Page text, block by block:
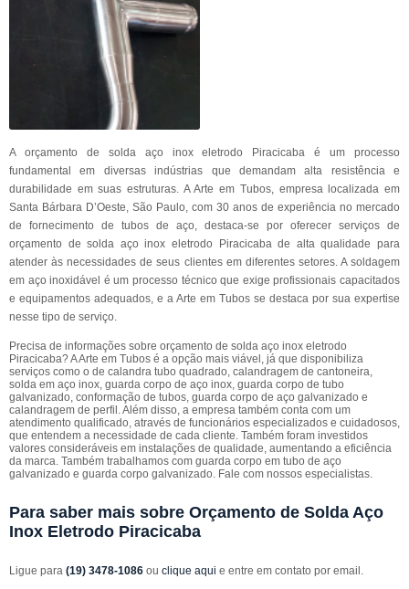
A orçamento de solda aço inox eletrodo Piracicaba é um processo
fundamental em diversas indústrias que demandam alta resistência e
durabilidade em suas estruturas. A Arte em Tubos, empresa localizada em
Santa Bárbara D’Oeste, São Paulo, com 30 anos de experiência no mercado
de fornecimento de tubos de aço, destaca-se por oferecer serviços de
orçamento de solda aço inox eletrodo Piracicaba de alta qualidade para
atender às necessidades de seus clientes em diferentes setores. A soldagem
em aço inoxidável é um processo técnico que exige profissionais capacitados
e equipamentos adequados, e a Arte em Tubos se destaca por sua expertise
nesse tipo de serviço.
Precisa de informações sobre orçamento de solda aço inox eletrodo
Piracicaba? A Arte em Tubos é a opção mais viável, já que disponibiliza
serviços como o de calandra tubo quadrado, calandragem de cantoneira,
solda em aço inox, guarda corpo de aço inox, guarda corpo de tubo
galvanizado, conformação de tubos, guarda corpo de aço galvanizado e
calandragem de perfil. Além disso, a empresa também conta com um
atendimento qualificado, através de funcionários especializados e cuidadosos,
que entendem a necessidade de cada cliente. Também foram investidos
valores consideráveis em instalações de qualidade, aumentando a eficiência
da marca. Também trabalhamos com guarda corpo em tubo de aço
galvanizado e guarda corpo galvanizado. Fale com nossos especialistas.
Para saber mais sobre Orçamento de Solda Aço
Inox Eletrodo Piracicaba
Ligue para (19) 3478-1086 ou clique aqui e entre em contato por email.